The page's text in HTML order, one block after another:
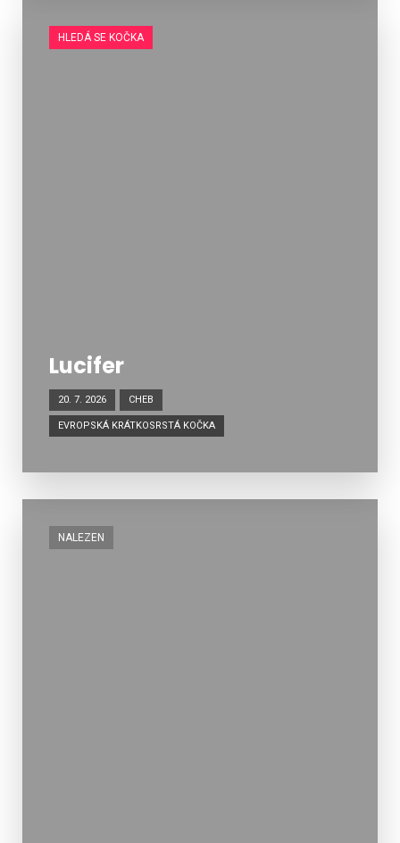
HLEDÁ SE KOČKA
Lucifer
20. 7. 2026 CHEB
EVROPSKÁ KRÁTKOSRSTÁ KOČKA
NALEZEN